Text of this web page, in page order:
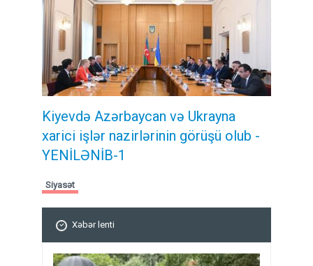
Kiyevdə Azərbaycan və Ukrayna
xarici işlər nazirlərinin görüşü olub -
YENİLƏNİB-1
Siyasət
Xəbər lenti